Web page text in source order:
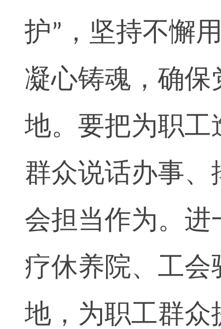
护” ，坚持不懈
凝心铸魂，确
地。要把为职
群众说话办事
会担当作为。
疗休养院、工会
地，为职工群